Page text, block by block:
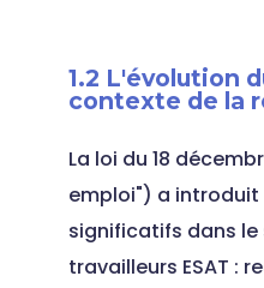
1.2 L'évolution
contexte de la
La loi du 18
emploi") a
significatifs dans
travailleurs ESAT :